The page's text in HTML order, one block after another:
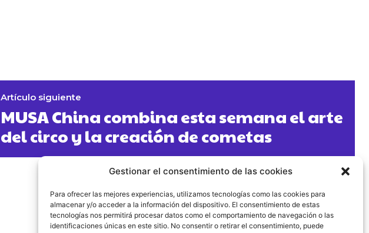
Gestionar el consentimiento de las cookies
Para ofrecer las mejores experiencias, utilizamos tecnologías como las cookies para
almacenar y/o acceder a la información del dispositivo. El consentimiento de estas
tecnologías nos permitirá procesar datos como el comportamiento de navegación o las
identificaciones únicas en este sitio. No consentir o retirar el consentimiento, puede
Artículo siguiente
MUSA China combina esta semana el arte
del circo y la creación de cometas